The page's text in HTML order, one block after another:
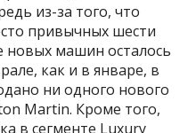
из-за того, что
привычных шести
машин осталось
как и в январе, в
ни одного нового
Martin. Кроме того,
в сегменте Luxury